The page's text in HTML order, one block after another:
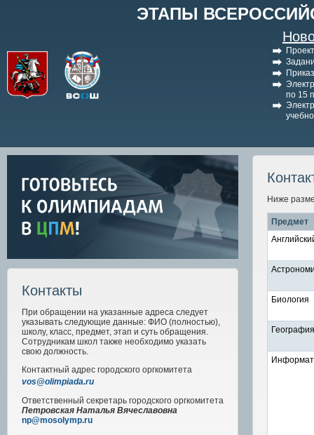
ЭТАПЫ
по 15
Контакты
При обращении на указанные адреса следует
указывать следующие данные: ФИО (полностью),
школу, класс, предмет, этап и суть обращения.
Сотрудникам школ также необходимо указать
свою должность.
Контактный адрес городского оргкомитета
vos@olimpiada.ru
Ответственный секретарь городского оргкомитета
Петровская Наталья Вячеславовна
np@mosolymp.ru
Ниже
Предмет
Биология
География